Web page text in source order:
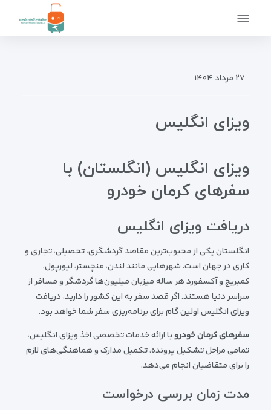
صفحه اصلی
۲۷ مرداد ۱۴۰۴
ویزای انگلیس
ویزای انگلیس (انگلستان) با
سفرهای کرمان خودرو
دریافت ویزای انگلیس
انگلستان یکی از محبوب‌ترین مقاصد گردشگری، تحصیلی، تجاری و
کاری در جهان است. شهرهایی مانند لندن، منچستر، لیورپول،
کمبریج و آکسفورد هر ساله میزبان میلیون‌ها گردشگر و مسافر از
سراسر دنیا هستند. اگر قصد سفر به این کشور را دارید، دریافت
ویزای انگلیس اولین گام برای برنامه‌ریزی سفر شما خواهد بود.
سفرهای کرمان خودروبا ارائه خدمات تخصصی اخذ ویزای انگلیس،
تمامی مراحل تشکیل پرونده، تکمیل مدارک و هماهنگی‌های لازم
را برای متقاضیان انجام می‌دهد.
مدت زمان بررسی درخواست